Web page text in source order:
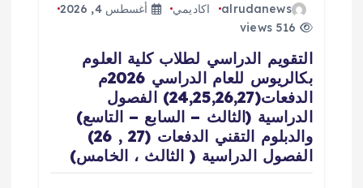
alrudanews اكاديمي
أغسطس 4, 2026
التقويم الدراسي لطلاب كلية العلوم
بكالريوس للعام الدراسي 2026م
الدفعات(24,25,26,27) الفصول
الدراسية (الثالث – السابع – التاسع)
والدبلوم التقني الدفعات (27 , 26)
الفصول الدراسية ( الثالث ، الخامس)